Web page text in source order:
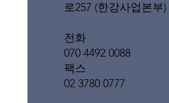
로257 (한강사업본부)
전화
070 4492 0088
팩스
02 3780 0777